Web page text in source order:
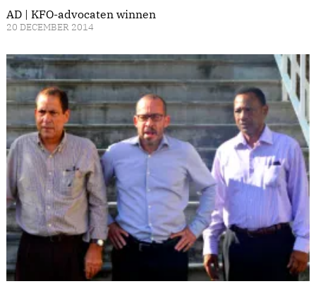
AD | KFO-advocaten winnen
20 DECEMBER 2014